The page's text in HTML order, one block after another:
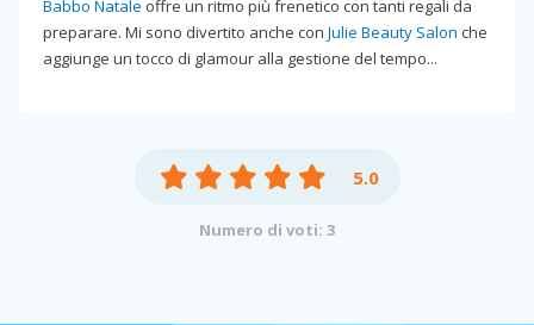
Babbo Natale offre un ritmo più frenetico con tanti regali da
preparare. Mi sono divertito anche con Julie Beauty Salon che
aggiunge un tocco di glamour alla gestione del tempo...
5.0
Numero di voti: 3